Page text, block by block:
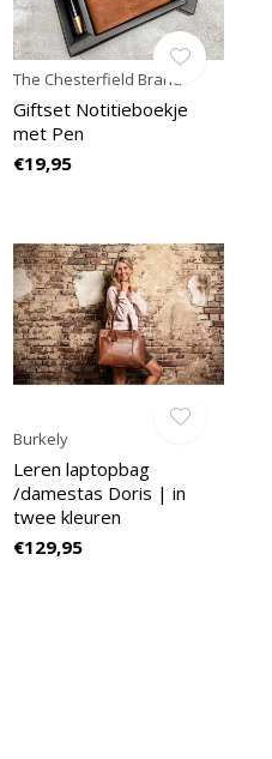
The Chesterfield Brand
Giftset Notitieboekje
met Pen
€19,95
Burkely
Leren laptopbag
/damestas Doris | in
twee kleuren
€129,95